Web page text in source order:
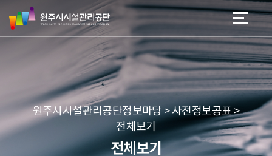
네
본문 바로가기
메뉴 바로가기
원
주
시
리
공
단
원주시시설관리공단정보마당 > 사전정보공표 >
전체보기
전체보기